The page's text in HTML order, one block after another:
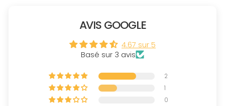
AVIS GOOGLE
4.67 sur 5
Basé sur 3 avis
2
1
0